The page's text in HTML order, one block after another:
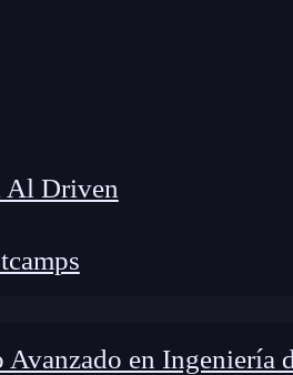
Al Driven
Avanzado en Ingeniería